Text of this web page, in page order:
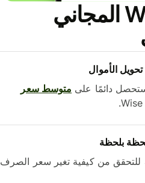
نزّل تطبيق Wise المجاني
الأموال
دائمًا علىمتوسط ​​سعر
بلحظة
من كيفية تغير سعر الصرف